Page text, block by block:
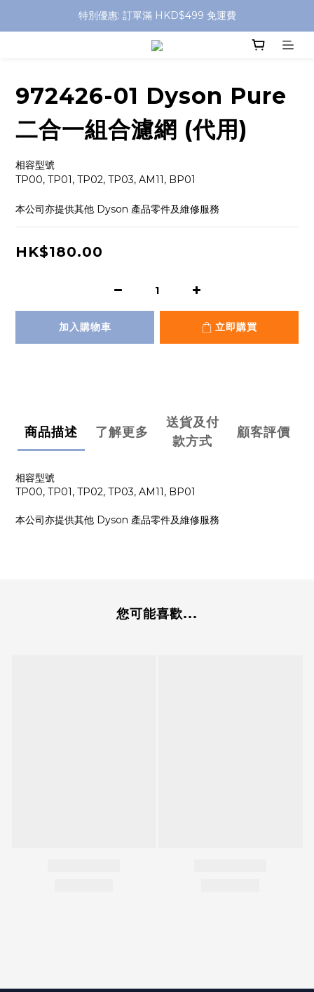
特別優惠: 訂單滿 HKD$499 免運費
特別優惠: 訂單滿 HKD$499 免運費
門店自取 任何消費免運費
972426-01 Dyson Pure
二合一組合濾網 (代用)
相容型號
TP00, TP01, TP02, TP03, AM11, BP01
本公司亦提供其他 Dyson 產品零件及維修服務
HK$180.00
加入購物車 立即購買
商品描述 了解更多
送貨及付
款方式
顧客評價
相容型號
TP00, TP01, TP02, TP03, AM11, BP01
本公司亦提供其他 Dyson 產品零件及維修服務
您可能喜歡...